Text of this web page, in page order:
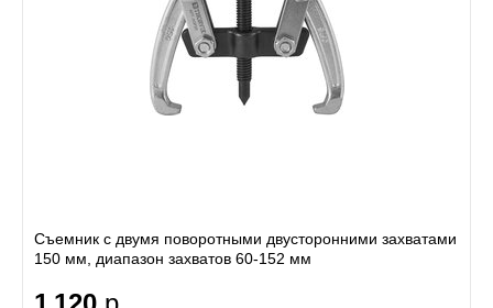
Съемник с двумя поворотными двусторонними захватами
150 мм, диапазон захватов 60-152 мм